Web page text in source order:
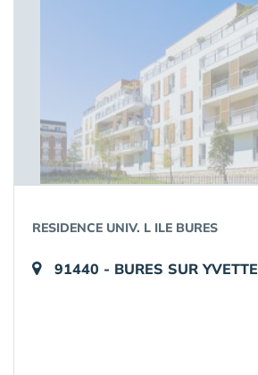
RESIDENCE UNIV. L ILE BURES
91440 - BURES SUR YVETTE